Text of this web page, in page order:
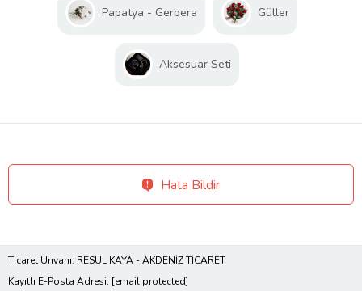
Papatya - Gerbera Güller
Aksesuar Seti
Hata Bildir
Ticaret Ünvanı: RESUL KAYA - AKDENİZ TİCARET
Kayıtlı E-Posta Adresi: [email protected]